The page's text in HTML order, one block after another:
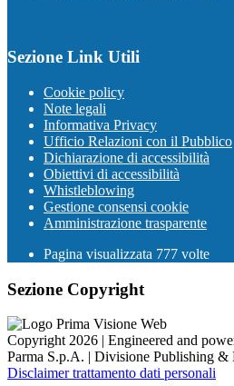
Sezione Link Utili
Cookie policy
Note legali
Informativa Privacy
Ufficio Relazioni con il Pubblico
Dichiarazione di accessibilità
Obiettivi di accessibilità
Whistleblowing
Gestione consensi cookie
Amministrazione trasparente
Pagina visualizzata 777 volte
Sezione Copyright
Copyright 2026 | Engineered and
Parma S.p.A. | Divisione Publishing &
Disclaimer trattamento dati personali